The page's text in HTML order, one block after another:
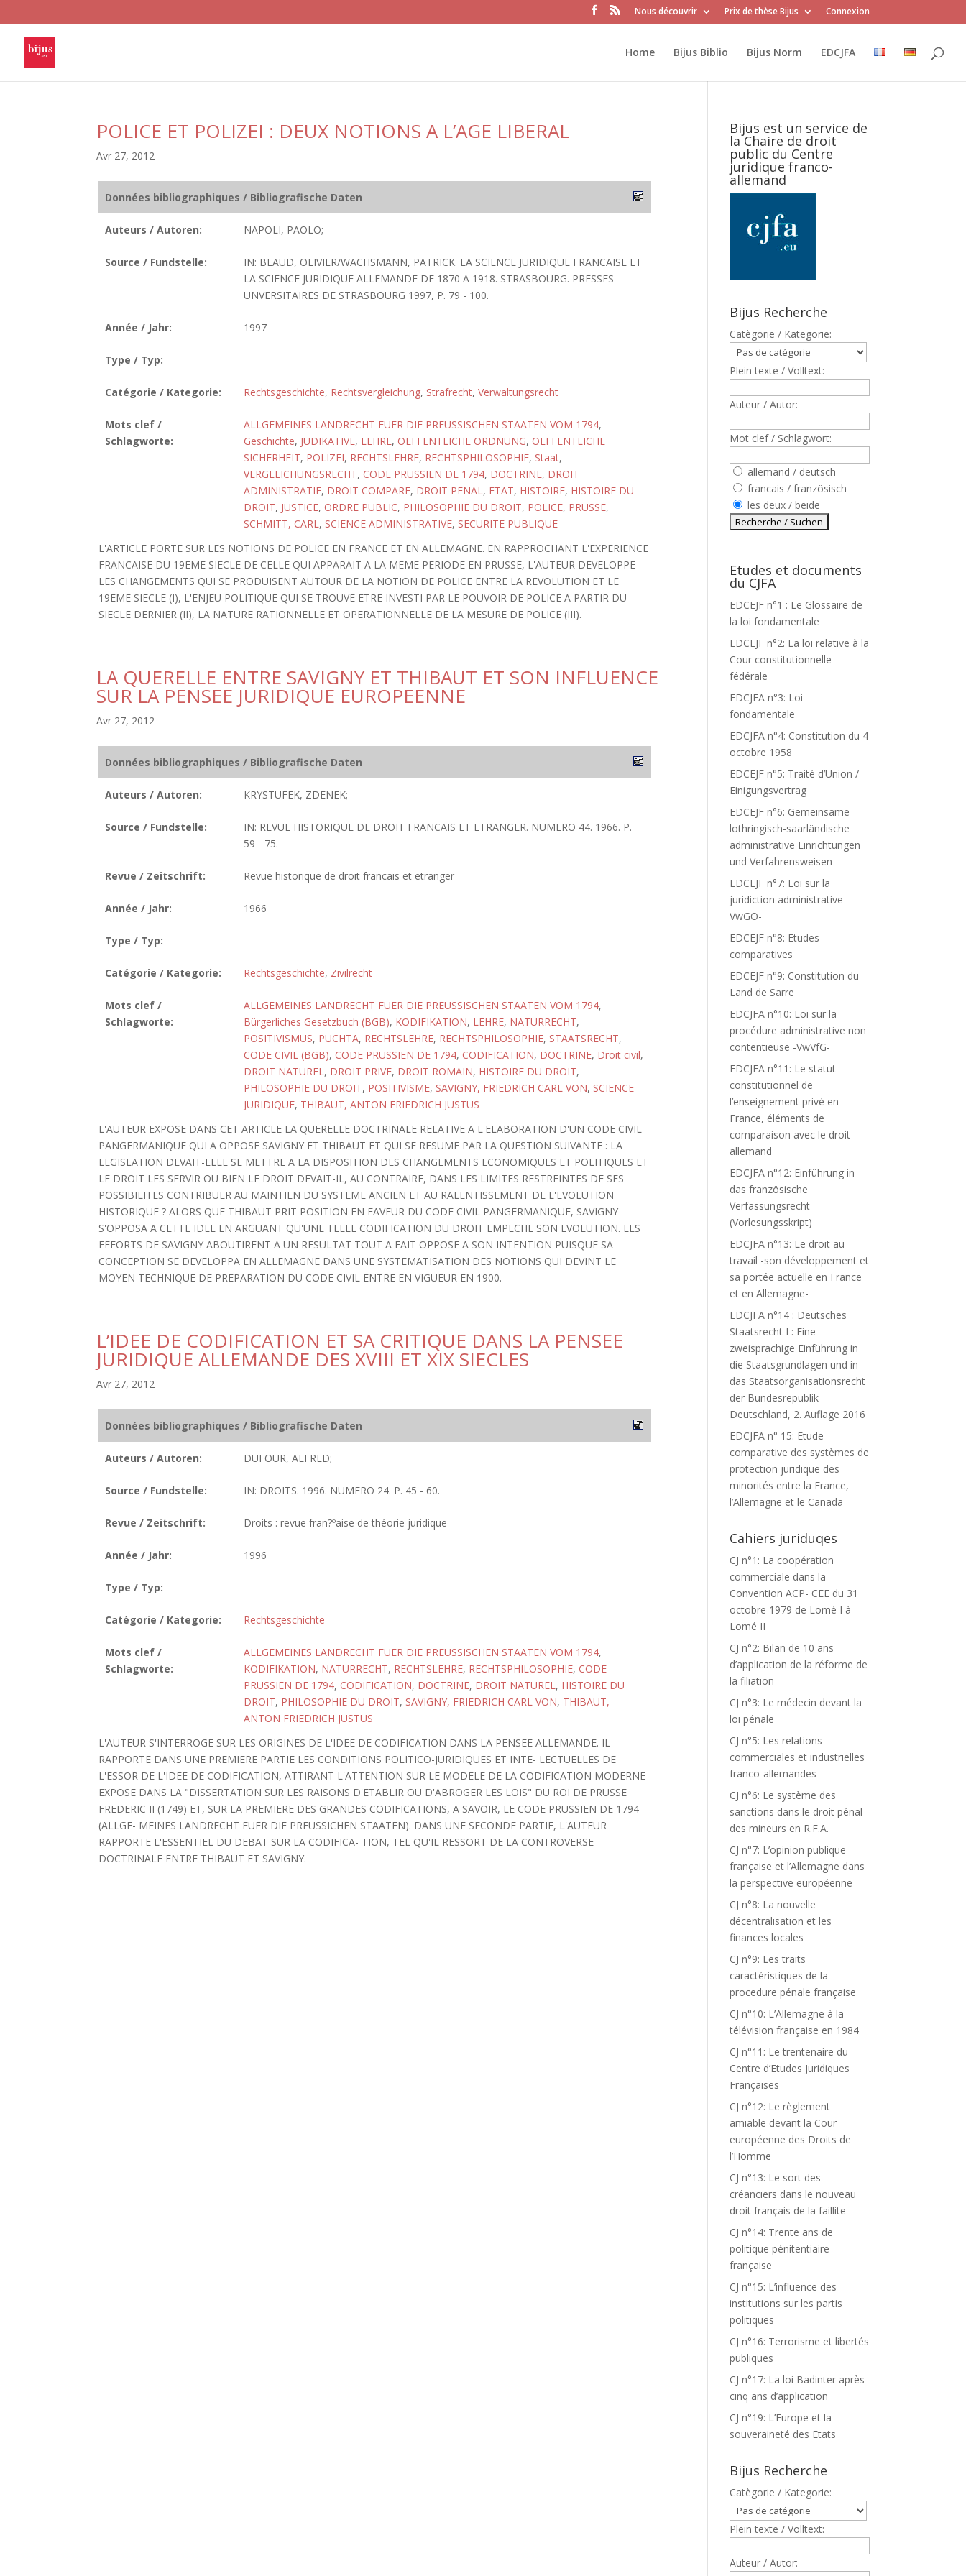
Nous découvrir Prix de thèse Bijus Connexion
Home Bijus Biblio Bijus Norm EDCJFA
POLICE ET POLIZEI : DEUX NOTIONS A L’AGE LIBERAL
Avr 27, 2012
Données bibliographiques / Bibliografische Daten
Auteurs / Autoren: NAPOLI, PAOLO;
Source / Fundstelle:
IN: BEAUD, OLIVIER/WACHSMANN, PATRICK. LA SCIENCE JURIDIQUE FRANCAISE ET
LA SCIENCE JURIDIQUE ALLEMANDE DE 1870 A 1918. STRASBOURG. PRESSES
UNVERSITAIRES DE STRASBOURG 1997, P. 79 - 100.
Année / Jahr: 1997
Type / Typ:
Catégorie / Kategorie: Rechtsgeschichte, Rechtsvergleichung, Strafrecht, Verwaltungsrecht
Mots clef /
Schlagworte:
ALLGEMEINES LANDRECHT FUER DIE PREUSSISCHEN STAATEN VOM 1794,
Geschichte, JUDIKATIVE, LEHRE, OEFFENTLICHE ORDNUNG, OEFFENTLICHE
SICHERHEIT, POLIZEI, RECHTSLEHRE, RECHTSPHILOSOPHIE, Staat,
VERGLEICHUNGSRECHT, CODE PRUSSIEN DE 1794, DOCTRINE, DROIT
ADMINISTRATIF, DROIT COMPARE, DROIT PENAL, ETAT, HISTOIRE, HISTOIRE DU
DROIT, JUSTICE, ORDRE PUBLIC, PHILOSOPHIE DU DROIT, POLICE, PRUSSE,
SCHMITT, CARL, SCIENCE ADMINISTRATIVE, SECURITE PUBLIQUE
L'ARTICLE PORTE SUR LES NOTIONS DE POLICE EN FRANCE ET EN ALLEMAGNE. EN RAPPROCHANT L'EXPERIENCE
FRANCAISE DU 19EME SIECLE DE CELLE QUI APPARAIT A LA MEME PERIODE EN PRUSSE, L'AUTEUR DEVELOPPE
LES CHANGEMENTS QUI SE PRODUISENT AUTOUR DE LA NOTION DE POLICE ENTRE LA REVOLUTION ET LE
19EME SIECLE (I), L'ENJEU POLITIQUE QUI SE TROUVE ETRE INVESTI PAR LE POUVOIR DE POLICE A PARTIR DU
SIECLE DERNIER (II), LA NATURE RATIONNELLE ET OPERATIONNELLE DE LA MESURE DE POLICE (III).
LA QUERELLE ENTRE SAVIGNY ET THIBAUT ET SON INFLUENCE
SUR LA PENSEE JURIDIQUE EUROPEENNE
Avr 27, 2012
Données bibliographiques / Bibliografische Daten
Auteurs / Autoren: KRYSTUFEK, ZDENEK;
Source / Fundstelle:
IN: REVUE HISTORIQUE DE DROIT FRANCAIS ET ETRANGER. NUMERO 44. 1966. P.
59 - 75.
Revue / Zeitschrift: Revue historique de droit francais et etranger
Année / Jahr: 1966
Type / Typ:
Catégorie / Kategorie: Rechtsgeschichte, Zivilrecht
Mots clef /
Schlagworte:
ALLGEMEINES LANDRECHT FUER DIE PREUSSISCHEN STAATEN VOM 1794,
Bürgerliches Gesetzbuch (BGB), KODIFIKATION, LEHRE, NATURRECHT,
POSITIVISMUS, PUCHTA, RECHTSLEHRE, RECHTSPHILOSOPHIE, STAATSRECHT,
CODE CIVIL (BGB), CODE PRUSSIEN DE 1794, CODIFICATION, DOCTRINE, Droit civil,
DROIT NATUREL, DROIT PRIVE, DROIT ROMAIN, HISTOIRE DU DROIT,
PHILOSOPHIE DU DROIT, POSITIVISME, SAVIGNY, FRIEDRICH CARL VON, SCIENCE
JURIDIQUE, THIBAUT, ANTON FRIEDRICH JUSTUS
L'AUTEUR EXPOSE DANS CET ARTICLE LA QUERELLE DOCTRINALE RELATIVE A L'ELABORATION D'UN CODE CIVIL
PANGERMANIQUE QUI A OPPOSE SAVIGNY ET THIBAUT ET QUI SE RESUME PAR LA QUESTION SUIVANTE : LA
LEGISLATION DEVAIT-ELLE SE METTRE A LA DISPOSITION DES CHANGEMENTS ECONOMIQUES ET POLITIQUES ET
LE DROIT LES SERVIR OU BIEN LE DROIT DEVAIT-IL, AU CONTRAIRE, DANS LES LIMITES RESTREINTES DE SES
POSSIBILITES CONTRIBUER AU MAINTIEN DU SYSTEME ANCIEN ET AU RALENTISSEMENT DE L'EVOLUTION
HISTORIQUE ? ALORS QUE THIBAUT PRIT POSITION EN FAVEUR DU CODE CIVIL PANGERMANIQUE, SAVIGNY
S'OPPOSA A CETTE IDEE EN ARGUANT QU'UNE TELLE CODIFICATION DU DROIT EMPECHE SON EVOLUTION. LES
EFFORTS DE SAVIGNY ABOUTIRENT A UN RESULTAT TOUT A FAIT OPPOSE A SON INTENTION PUISQUE SA
CONCEPTION SE DEVELOPPA EN ALLEMAGNE DANS UNE SYSTEMATISATION DES NOTIONS QUI DEVINT LE
MOYEN TECHNIQUE DE PREPARATION DU CODE CIVIL ENTRE EN VIGUEUR EN 1900.
L’IDEE DE CODIFICATION ET SA CRITIQUE DANS LA PENSEE
JURIDIQUE ALLEMANDE DES XVIII ET XIX SIECLES
Avr 27, 2012
Données bibliographiques / Bibliografische Daten
Auteurs / Autoren: DUFOUR, ALFRED;
Source / Fundstelle: IN: DROITS. 1996. NUMERO 24. P. 45 - 60.
Revue / Zeitschrift: Droits : revue fran?ºaise de théorie juridique
Année / Jahr: 1996
Type / Typ:
Catégorie / Kategorie: Rechtsgeschichte
Mots clef /
Schlagworte:
ALLGEMEINES LANDRECHT FUER DIE PREUSSISCHEN STAATEN VOM 1794,
KODIFIKATION, NATURRECHT, RECHTSLEHRE, RECHTSPHILOSOPHIE, CODE
PRUSSIEN DE 1794, CODIFICATION, DOCTRINE, DROIT NATUREL, HISTOIRE DU
DROIT, PHILOSOPHIE DU DROIT, SAVIGNY, FRIEDRICH CARL VON, THIBAUT,
ANTON FRIEDRICH JUSTUS
L'AUTEUR S'INTERROGE SUR LES ORIGINES DE L'IDEE DE CODIFICATION DANS LA PENSEE ALLEMANDE. IL
RAPPORTE DANS UNE PREMIERE PARTIE LES CONDITIONS POLITICO-JURIDIQUES ET INTE- LECTUELLES DE
L'ESSOR DE L'IDEE DE CODIFICATION, ATTIRANT L'ATTENTION SUR LE MODELE DE LA CODIFICATION MODERNE
EXPOSE DANS LA "DISSERTATION SUR LES RAISONS D'ETABLIR OU D'ABROGER LES LOIS" DU ROI DE PRUSSE
FREDERIC II (1749) ET, SUR LA PREMIERE DES GRANDES CODIFICATIONS, A SAVOIR, LE CODE PRUSSIEN DE 1794
(ALLGE- MEINES LANDRECHT FUER DIE PREUSSICHEN STAATEN). DANS UNE SECONDE PARTIE, L'AUTEUR
RAPPORTE L'ESSENTIEL DU DEBAT SUR LA CODIFICA- TION, TEL QU'IL RESSORT DE LA CONTROVERSE
DOCTRINALE ENTRE THIBAUT ET SAVIGNY.
Bijus est un service de
la Chaire de droit
public du Centre
juridique franco-
allemand
Bijus Recherche
Catègorie / Kategorie:
Plein texte / Volltext:
Auteur / Autor:
Mot clef / Schlagwort:
allemand / deutsch
francais / französisch
les deux / beide
Etudes et documents
du CJFA
EDCEJF n°1 : Le Glossaire de
la loi fondamentale
EDCEJF n°2: La loi relative à la
Cour constitutionnelle
fédérale
EDCJFA n°3: Loi
fondamentale
EDCJFA n°4: Constitution du 4
octobre 1958
EDCEJF n°5: Traité d’Union /
Einigungsvertrag
EDCEJF n°6: Gemeinsame
lothringisch-saarländische
administrative Einrichtungen
und Verfahrensweisen
EDCEJF n°7: Loi sur la
juridiction administrative -
VwGO-
EDCEJF n°8: Etudes
comparatives
EDCEJF n°9: Constitution du
Land de Sarre
EDCJFA n°10: Loi sur la
procédure administrative non
contentieuse -VwVfG-
EDCJFA n°11: Le statut
constitutionnel de
l’enseignement privé en
France, éléments de
comparaison avec le droit
allemand
EDCJFA n°12: Einführung in
das französische
Verfassungsrecht
(Vorlesungsskript)
EDCJFA n°13: Le droit au
travail -son développement et
sa portée actuelle en France
et en Allemagne-
EDCJFA n°14 : Deutsches
Staatsrecht I : Eine
zweisprachige Einführung in
die Staatsgrundlagen und in
das Staatsorganisationsrecht
der Bundesrepublik
Deutschland, 2. Auflage 2016
EDCJFA n° 15: Etude
comparative des systèmes de
protection juridique des
minorités entre la France,
l’Allemagne et le Canada
Cahiers juriduqes
CJ n°1: La coopération
commerciale dans la
Convention ACP- CEE du 31
octobre 1979 de Lomé I à
Lomé II
CJ n°2: Bilan de 10 ans
d’application de la réforme de
la filiation
CJ n°3: Le médecin devant la
loi pénale
CJ n°5: Les relations
commerciales et industrielles
franco-allemandes
CJ n°6: Le système des
sanctions dans le droit pénal
des mineurs en R.F.A.
CJ n°7: L’opinion publique
française et l’Allemagne dans
la perspective européenne
CJ n°8: La nouvelle
décentralisation et les
finances locales
CJ n°9: Les traits
caractéristiques de la
procedure pénale française
CJ n°10: L’Allemagne à la
télévision française en 1984
CJ n°11: Le trentenaire du
Centre d’Etudes Juridiques
Françaises
CJ n°12: Le règlement
amiable devant la Cour
européenne des Droits de
l’Homme
CJ n°13: Le sort des
créanciers dans le nouveau
droit français de la faillite
CJ n°14: Trente ans de
politique pénitentiaire
française
CJ n°15: L’influence des
institutions sur les partis
politiques
CJ n°16: Terrorisme et libertés
publiques
CJ n°17: La loi Badinter après
cinq ans d’application
CJ n°19: L’Europe et la
souveraineté des Etats
Bijus Recherche
Catègorie / Kategorie:
Plein texte / Volltext:
Auteur / Autor: